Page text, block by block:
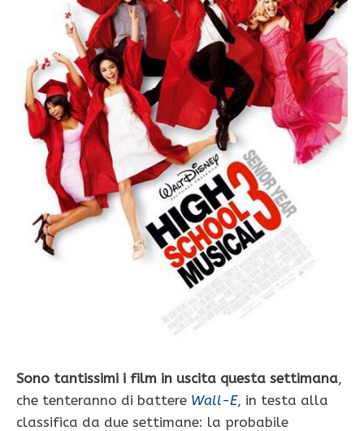
Sono tantissimi i film in uscita questa settimana,
che tenteranno di battere Wall-E, in testa alla
classifica da due settimane: la probabile